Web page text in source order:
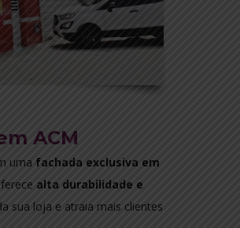
ACM
uma fachada exclusiva em
alta durabilidade e
sua loja e atraia mais clientes